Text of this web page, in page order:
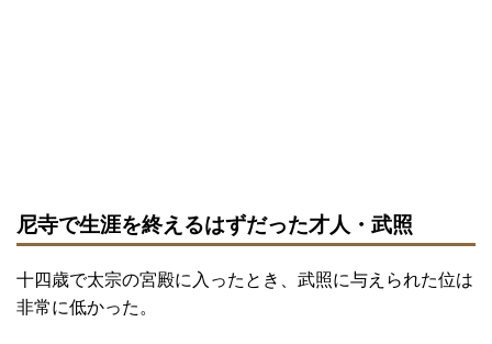
尼寺で生涯を終えるはずだった才人・武照
十四歳で太宗の宮殿に入ったとき、武照に与えられた位は
非常に低かった。